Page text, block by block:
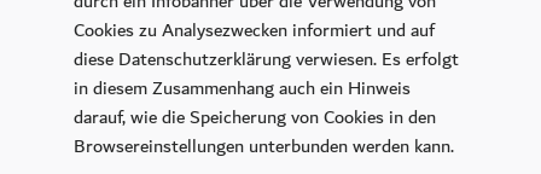
GUTSCHEINE
ANFRAGEN
JETZT BUCHEN
Cookies zu Analysezwecken informiert und auf
diese Datenschutzerklärung verwiesen. Es erfolgt
in diesem Zusammenhang auch ein Hinweis
darauf, wie die Speicherung von Cookies in den
Browsereinstellungen unterbunden werden kann.